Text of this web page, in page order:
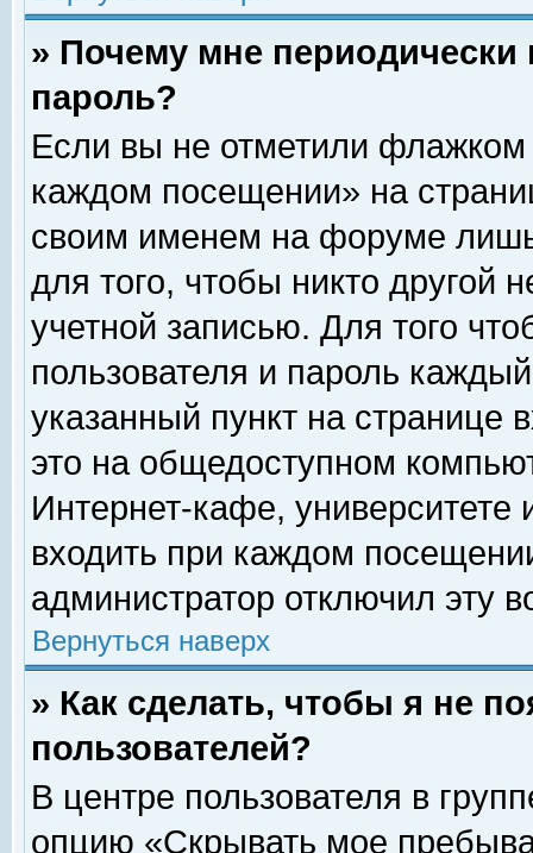
» Почему мне
пароль?
Если вы не отметили флажком
каждом посещении» на
своим именем на форуме
для того, чтобы никто другой
учетной записью. Для того
пользователя и пароль
указанный пункт на
это на общедоступном
Интернет-кафе, университете
входить при каждом
администратор отключил эту
Вернуться наверх
» Как сделать, чтобы я не
пользователей?
В центре пользователя в
опцию «Скрывать мое